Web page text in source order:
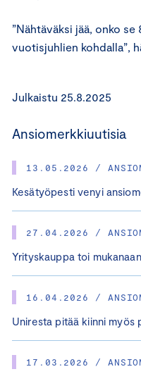
Julkaistu 25.8.2025
Ansiomerkkiuutisia
13.05.2026 /
Kesätyöpesti venyi
27.04.2026 /
Yrityskauppa toi
16.04.2026 /
Uniresta pitää kiinni myös
17.03.2026 /
”Nähtäväksi jää, onko
vuotisjuhlien kohdalla”,